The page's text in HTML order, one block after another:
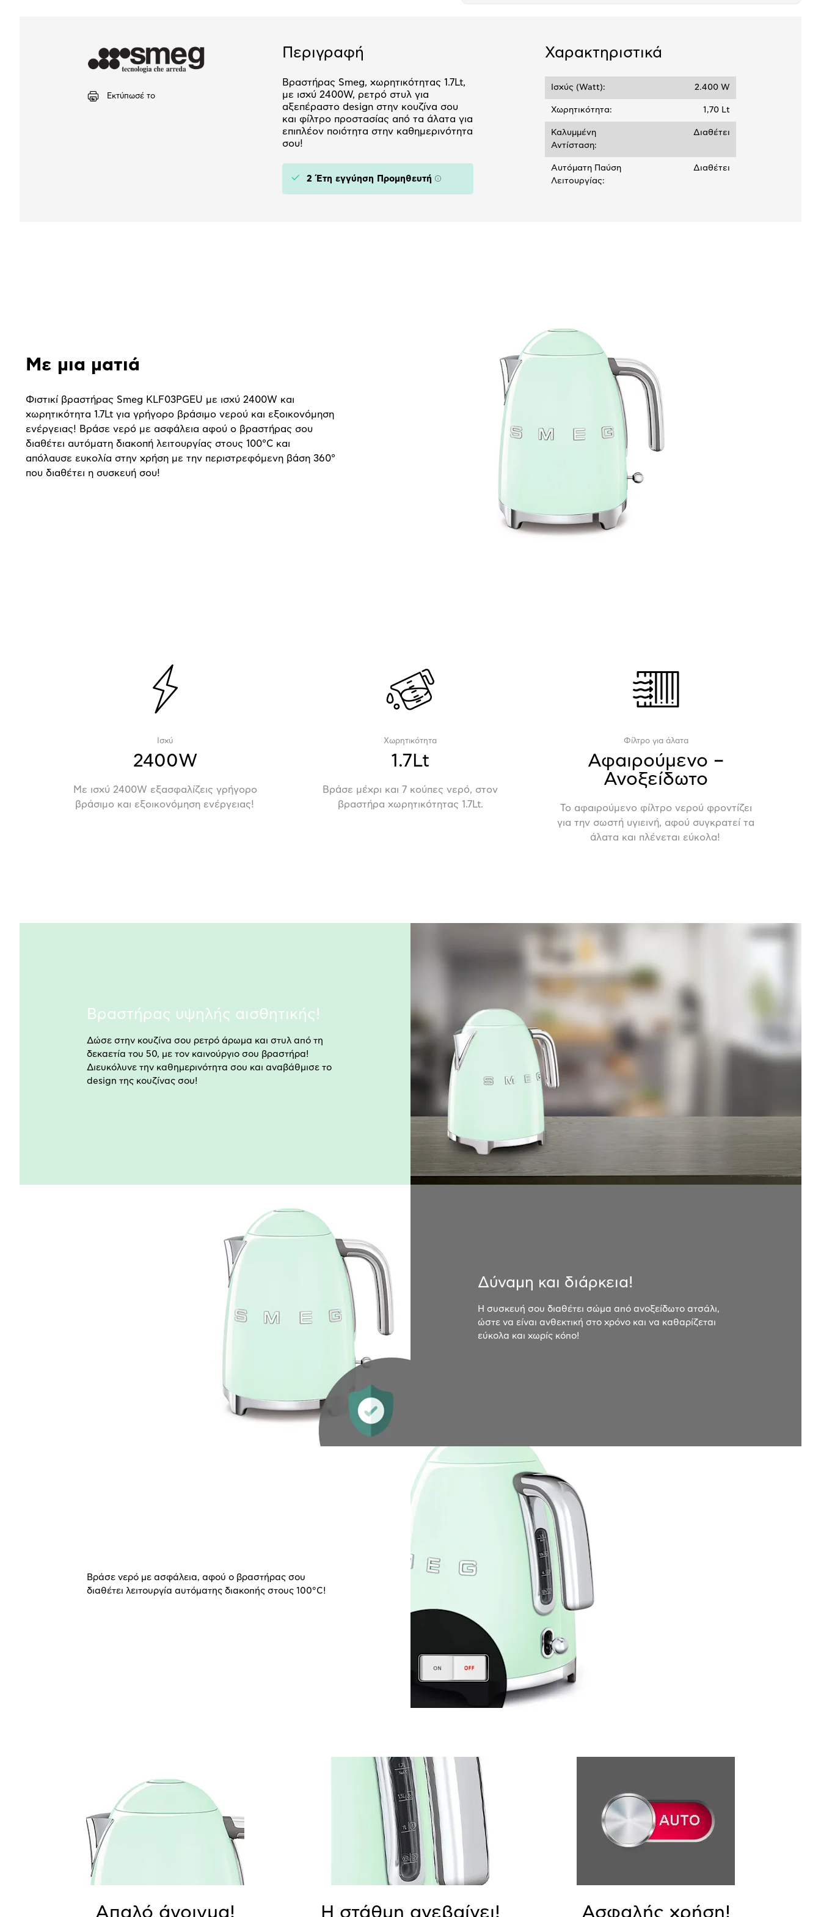
Εκτύπωσέ το
Περιγραφή
Βραστήρας Smeg, χωρητικότητας 1.7Lt,
με ισχύ 2400W, ρετρό στυλ για
αξεπέραστο design στην κουζίνα σου
και φίλτρο προστασίας από τα άλατα για
επιπλέον ποιότητα στην καθημερινότητα
σου!
2 Έτη εγγύηση Προμηθευτή Πληροφορίες
Χαρακτηριστικά
Ισχύς (Watt): 2.400 W
Χωρητικότητα: 1,70 Lt
Καλυμμένη
Αντίσταση:
Διαθέτει
Αυτόματη Παύση
Λειτουργίας:
Διαθέτει
Με μια ματιά
Φιστικί βραστήρας Smeg KLF03PGEU με ισχύ 2400W και
χωρητικότητα 1.7Lt για γρήγορο βράσιμο νερού και εξοικονόμηση
ενέργειας! Βράσε νερό με ασφάλεια αφού ο βραστήρας σου
διαθέτει αυτόματη διακοπή λειτουργίας στους 100°C και
απόλαυσε ευκολία στην χρήση με την περιστρεφόμενη βάση 360°
που διαθέτει η συσκευή σου!
Ισχύ
2400W
Με ισχύ 2400W εξασφαλίζεις γρήγορο
βράσιμο και εξοικονόμηση ενέργειας!
Χωρητικότητα
1.7Lt
Βράσε μέχρι και 7 κούπες νερό, στον
βραστήρα χωρητικότητας 1.7Lt.
Φίλτρο για άλατα
Αφαιρούμενο –
Ανοξείδωτο
Το αφαιρούμενο φίλτρο νερού φροντίζει
για την σωστή υγιεινή, αφού συγκρατεί τα
άλατα και πλένεται εύκολα!
Βραστήρας υψηλής αισθητικής!
Δώσε στην κουζίνα σου ρετρό άρωμα και στυλ από τη
δεκαετία του 50, με τον καινούργιο σου βραστήρα!
Διευκόλυνε την καθημερινότητα σου και αναβάθμισε το
design της κουζίνας σου!
Δύναμη και διάρκεια!
Η συσκευή σου διαθέτει σώμα από ανοξείδωτο ατσάλι,
ώστε να είναι ανθεκτική στο χρόνο και να καθαρίζεται
εύκολα και χωρίς κόπο!
Βράσε νερό με ασφάλεια, αφού ο βραστήρας σου
διαθέτει λειτουργία αυτόματης διακοπής στους 100°C!
Απαλό άνοιγμα! Η στάθμη ανεβαίνει! Ασφαλής χρήση!